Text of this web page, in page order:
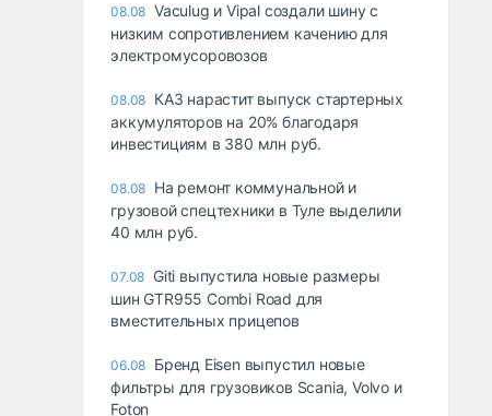
08.08 Vaculug и Vipal создали шину с
низким сопротивлением качению для
электромусоровозов
08.08 КАЗ нарастит выпуск стартерных
аккумуляторов на 20% благодаря
инвестициям в 380 млн руб.
08.08 На ремонт коммунальной и
грузовой спецтехники в Туле выделили
40 млн руб.
07.08 Giti выпустила новые размеры
шин GTR955 Combi Road для
вместительных прицепов
06.08 Бренд Eisen выпустил новые
фильтры для грузовиков Scania, Volvo и
Foton